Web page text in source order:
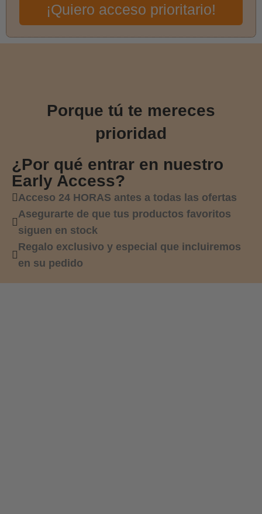
¡Quiero acceso prioritario!
Porque tú te mereces
prioridad
¿Por qué entrar en nuestro
Early Access?
Acceso 24 HORAS antes a todas las ofertas
Asegurarte de que tus productos favoritos
siguen en stock
Regalo exclusivo y especial que incluiremos
en su pedido